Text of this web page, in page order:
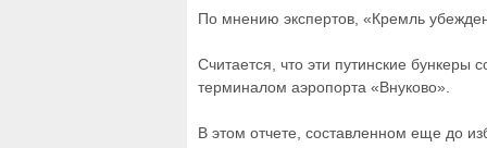
По мнению экспертов, «Кремль
Считается, что эти путинские
терминалом аэропорта «Внуково».
В этом отчете, составленном еще до